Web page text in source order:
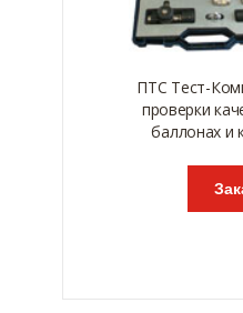
ПТС Тест-
проверки
баллонах и